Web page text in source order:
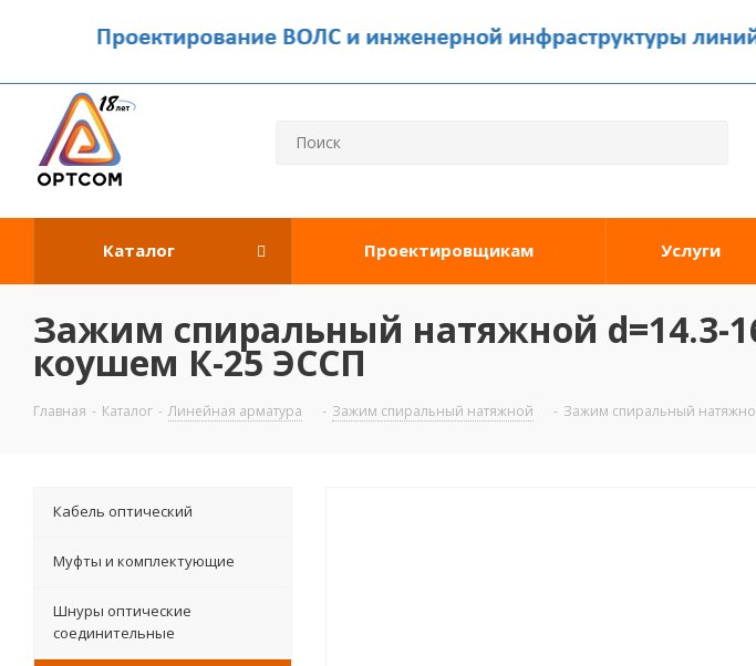
Каталог Проектировщикам Услуги
Зажим спиральный натяжной d=14.3-
коушем К-25 ЭССП
Главная - Каталог - Линейная арматура - Зажим спиральный натяжной - Зажим спиральный
Кабель оптический
Муфты и комплектующие
Шнуры оптические
соединительные